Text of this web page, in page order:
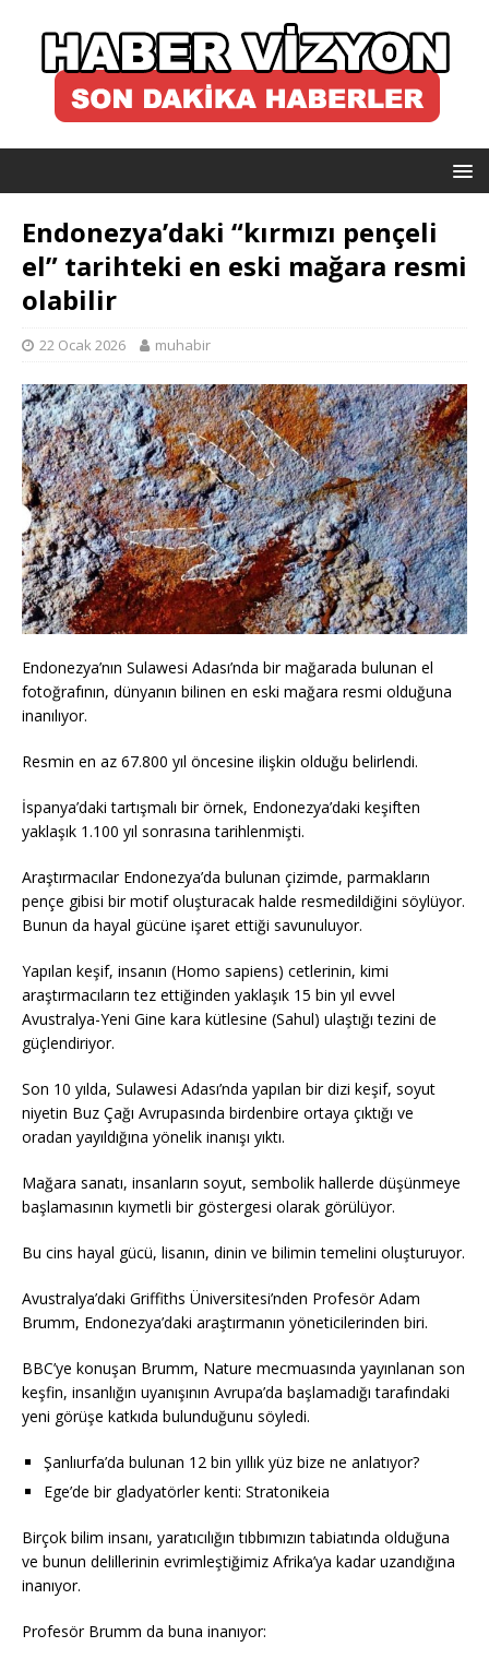
Endonezya’daki “kırmızı pençeli
el” tarihteki en eski mağara resmi
olabilir
22 Ocak 2026 muhabir
Endonezya’nın Sulawesi Adası’nda bir mağarada bulunan el
fotoğrafının, dünyanın bilinen en eski mağara resmi olduğuna
inanılıyor.
Resmin en az 67.800 yıl öncesine ilişkin olduğu belirlendi.
İspanya’daki tartışmalı bir örnek, Endonezya’daki keşiften
yaklaşık 1.100 yıl sonrasına tarihlenmişti.
Araştırmacılar Endonezya’da bulunan çizimde, parmakların
pençe gibisi bir motif oluşturacak halde resmedildiğini söylüyor.
Bunun da hayal gücüne işaret ettiği savunuluyor.
Yapılan keşif, insanın (Homo sapiens) cetlerinin, kimi
araştırmacıların tez ettiğinden yaklaşık 15 bin yıl evvel
Avustralya-Yeni Gine kara kütlesine (Sahul) ulaştığı tezini de
güçlendiriyor.
Son 10 yılda, Sulawesi Adası’nda yapılan bir dizi keşif, soyut
niyetin Buz Çağı Avrupasında birdenbire ortaya çıktığı ve
oradan yayıldığına yönelik inanışı yıktı.
Mağara sanatı, insanların soyut, sembolik hallerde düşünmeye
başlamasının kıymetli bir göstergesi olarak görülüyor.
Bu cins hayal gücü, lisanın, dinin ve bilimin temelini oluşturuyor.
Avustralya’daki Griffiths Üniversitesi’nden Profesör Adam
Brumm, Endonezya’daki araştırmanın yöneticilerinden biri.
BBC’ye konuşan Brumm, Nature mecmuasında yayınlanan son
keşfin, insanlığın uyanışının Avrupa’da başlamadığı tarafındaki
yeni görüşe katkıda bulunduğunu söyledi.
Şanlıurfa’da bulunan 12 bin yıllık yüz bize ne anlatıyor?
Ege’de bir gladyatörler kenti: Stratonikeia
Birçok bilim insanı, yaratıcılığın tıbbımızın tabiatında olduğuna
ve bunun delillerinin evrimleştiğimiz Afrika’ya kadar uzandığına
inanıyor.
Profesör Brumm da buna inanıyor: